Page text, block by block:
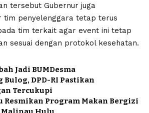
tersebut Gubernur juga
tim penyelenggara tetap terus
tim terkait agar event ini tetap
sesuai dengan protokol kesehatan.
Jadi BUMDesma
Bulog, DPD-RI Pastikan
Tercukupi
Resmikan Program Makan Bergizi